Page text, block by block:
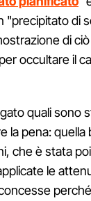
"precipitato di
di
occultare il
quali sono
la pena:
che è stata
le